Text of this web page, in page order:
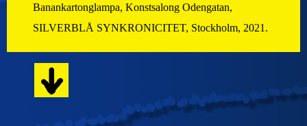
Banankartonglampa, Konstsalong Odengatan,
SILVERBLÅ SYNKRONICITET, Stockholm, 2021.